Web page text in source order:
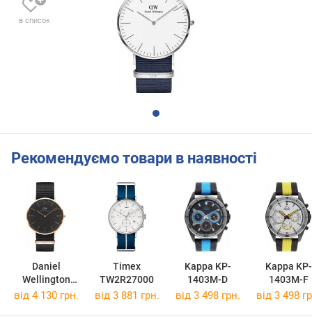
в список
Рекомендуємо товари в наявності
Daniel
Wellington
DW00100148
Timex
TW2R27000
Kappa KP-
1403M-D
Kappa KP-
1403M-F
від 4 130 грн. від 3 881 грн. від 3 498 грн. від 3 498